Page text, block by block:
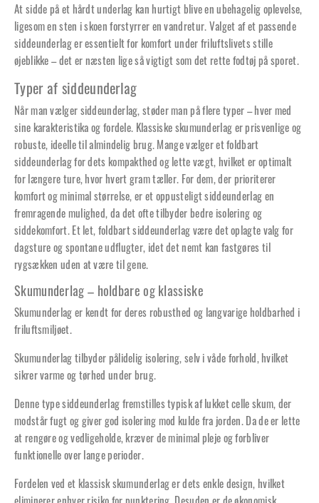
At sidde på et hårdt underlag kan hurtigt blive en ubehagelig oplevelse,
ligesom en sten i skoen forstyrrer en vandretur. Valget af et passende
siddeunderlag er essentielt for komfort under friluftslivets stille
øjeblikke – det er næsten lige så vigtigt som det rette fodtøj på sporet.
Typer af siddeunderlag
Når man vælger siddeunderlag, støder man på flere typer – hver med
sine karakteristika og fordele. Klassiske skumunderlag er prisvenlige og
robuste, ideelle til almindelig brug. Mange vælger et foldbart
siddeunderlag for dets kompakthed og lette vægt, hvilket er optimalt
for længere ture, hvor hvert gram tæller. For dem, der prioriterer
komfort og minimal størrelse, er et oppusteligt siddeunderlag en
fremragende mulighed, da det ofte tilbyder bedre isolering og
siddekomfort. Et let, foldbart siddeunderlag være det oplagte valg for
dagsture og spontane udflugter, idet det nemt kan fastgøres til
rygsækken uden at være til gene.
Skumunderlag – holdbare og klassiske
Skumunderlag er kendt for deres robusthed og langvarige holdbarhed i
friluftsmiljøet.
Skumunderlag tilbyder pålidelig isolering, selv i våde forhold, hvilket
sikrer varme og tørhed under brug.
Denne type siddeunderlag fremstilles typisk af lukket celle skum, der
modstår fugt og giver god isolering mod kulde fra jorden. Da de er lette
at rengøre og vedligeholde, kræver de minimal pleje og forbliver
funktionelle over lange perioder.
Fordelen ved et klassisk skumunderlag er dets enkle design, hvilket